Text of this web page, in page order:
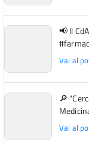
📢 Il
Vai al
🔎
Vai al